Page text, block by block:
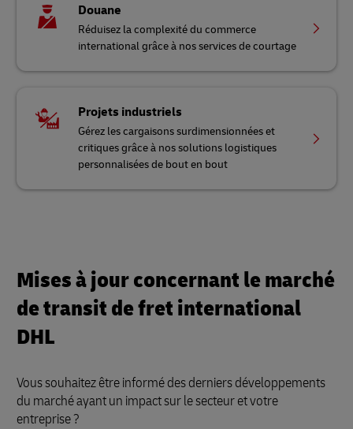
Douane
Réduisez la complexité du commerce
international grâce à nos services de courtage
Projets industriels
Gérez les cargaisons surdimensionnées et
critiques grâce à nos solutions logistiques
personnalisées de bout en bout
Mises à jour concernant le marché
de transit de fret international
DHL
Vous souhaitez être informé des derniers développements
du marché ayant un impact sur le secteur et votre
entreprise ?